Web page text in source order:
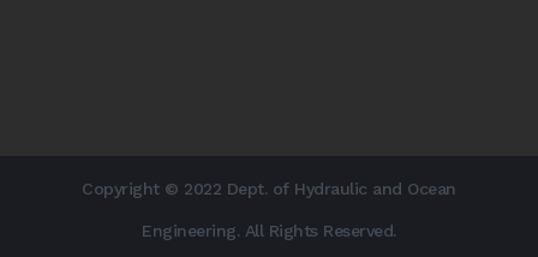
Copyright © 2022 Dept. of Hydraulic and Ocean
Engineering. All Rights Reserved.